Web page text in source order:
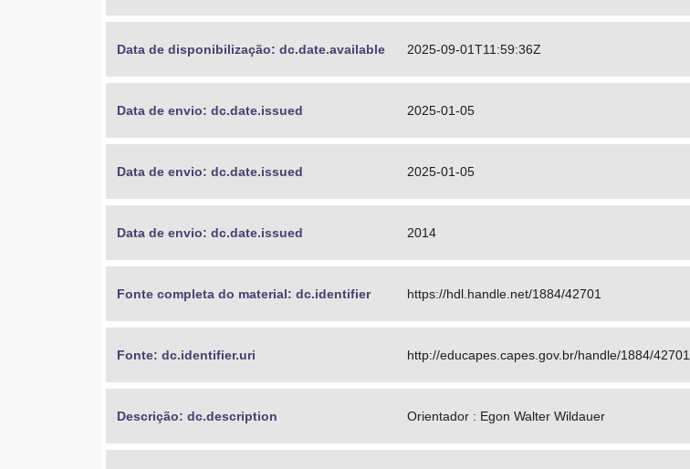
Data de disponibilização: dc.date.available 2025-09-01T11:59:36Z
Data de envio: dc.date.issued 2025-01-05
Data de envio: dc.date.issued 2025-01-05
Data de envio: dc.date.issued 2014
Fonte completa do material: dc.identifier https://hdl.handle.net/1884/42701
Fonte: dc.identifier.uri http://educapes.capes.gov.br/handle/1884/42701
Descrição: dc.description Orientador : Egon Walter Wildauer